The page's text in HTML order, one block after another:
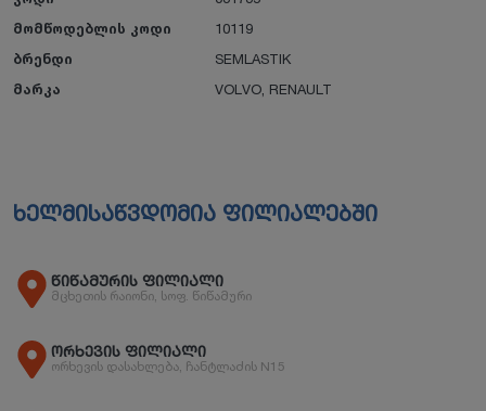
მომწოდებლის კოდი
10119
ბრენდი
SEMLASTIK
მარკა
VOLVO RENAULT
ხელმისაწვდომია ფილიალებში
წიწამურის ფილიალი
მცხეთის რაიონი, სოფ. წიწამური
ორხევის ფილიალი
ორხევის დასახლება, ჩანტლაძის N15